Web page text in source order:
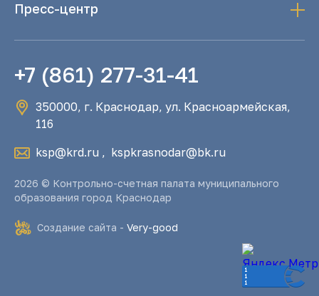
Пресс-центр
+7 (861) 277-31-41
350000, г. Краснодар, ул. Красноармейская,
116
ksp@krd.ru , kspkrasnodar@bk.ru
2026 © Контрольно-счетная палата муниципального
образования город Краснодар
Создание сайта - Very-good